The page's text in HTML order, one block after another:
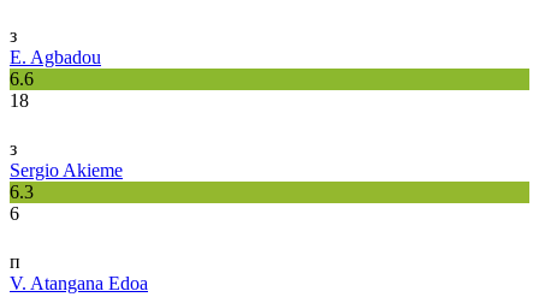
з
E. Agbadou
6.6
18
з
Sergio Akieme
6.3
6
п
V. Atangana Edoa